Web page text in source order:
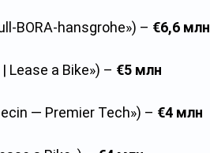
BORA-hansgrohe») – €6,6 млн
Lease a Bike») – €5 млн
— Premier Tech») – €4 млн